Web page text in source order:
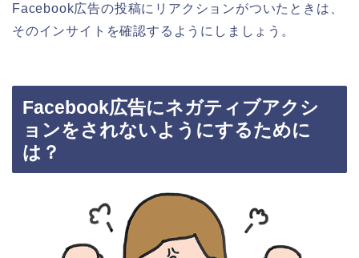
Facebook広告の投稿にリアクションがついたときは、
そのインサイトを確認するようにしましょう。
Facebook広告にネガティブアクシ
ョンをされないようにするために
は？